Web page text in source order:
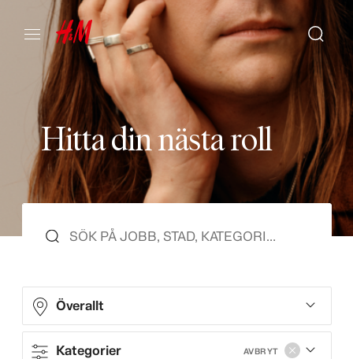
Hittadinnästaroll
Överallt
Kategorier AVBRYT